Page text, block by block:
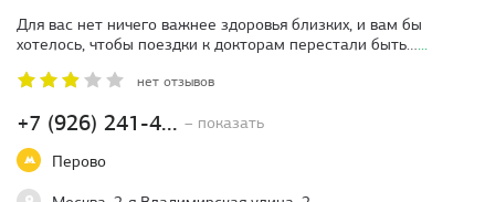
+7 (926) 241-4... – показать
Перово
Для вас нет ничего важнее здоровья близких, и вам бы
хотелось, чтобы поездки к докторам перестали быть…...
нет отзывов